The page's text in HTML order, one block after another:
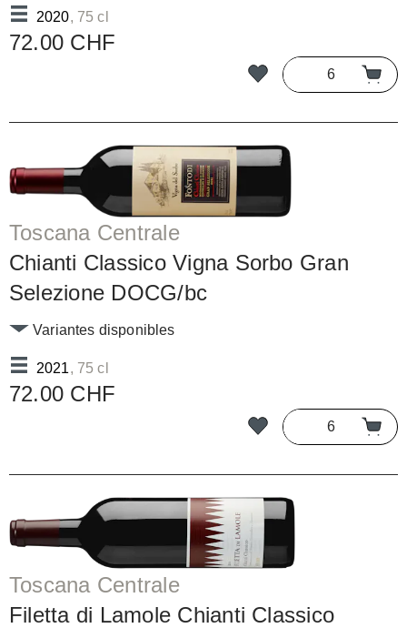
2020, 75 cl
72.00 CHF
Toscana Centrale
Chianti Classico Vigna Sorbo Gran
Selezione DOCG/bc
2021, 75 cl
Variantes disponibles
72.00 CHF
Toscana Centrale
Filetta di Lamole Chianti Classico